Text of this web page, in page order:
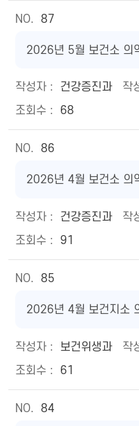
87
2026년 5월 보건소 의
건강증진과
68
86
2026년 4월 보건소 의
건강증진과
91
85
2026년 4월 보건지소
보건위생과
61
84